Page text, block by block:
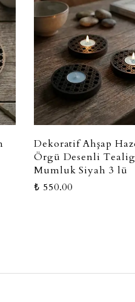
Dekoratif Ahşap
Örgü Desenli
Mumluk Siyah 3 lü
₺ 550.00